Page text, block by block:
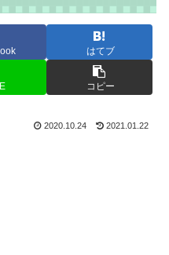
はてブ
コピー
2020.10.24 2021.01.22